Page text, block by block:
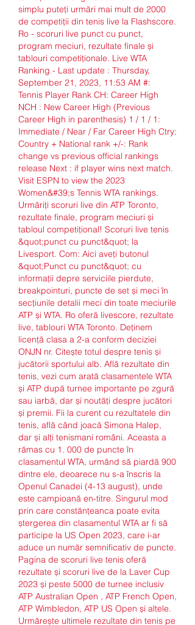
simplu puteți urmări mai mult de 2000
de competiții din tenis live la Flashscore.
Ro - scoruri live punct cu punct,
program meciuri, rezultate finale și
tablouri competiționale. Live WTA
Ranking - Last update : Thursday,
September 21, 2023, 11:53 AM #:
Tennis Player Rank CH: Career High
NCH : New Career High (Previous
Career High in parenthesis) 1 / 1 / 1:
Immediate / Near / Far Career High Ctry:
Country + National rank +/-: Rank
change vs previous official rankings
release Next : if player wins next match.
Visit ESPN to view the 2023
Women&#39;s Tennis WTA rankings.
Urmăriți scoruri live din ATP Toronto,
rezultate finale, program meciuri și
tabloul competițional! Scoruri live tenis
&quot;punct cu punct&quot; la
Livesport. Com: Aici aveți butonul
&quot;Punct cu punct&quot; cu
informații depre serviciile pierdute,
breakpointuri, puncte de set și meci în
secțiunile detalii meci din toate meciurile
ATP și WTA. Ro oferă livescore, rezultate
live, tablouri WTA Toronto. Deținem
licență clasa a 2-a conform deciziei
ONJN nr. Citește totul despre tenis și
jucătorii sportului alb. Află rezultate din
tenis, vezi cum arată clasamentele WTA
și ATP după turnee importante pe zgură
sau iarbă, dar și noutăți despre jucători
și premii. Fii la curent cu rezultatele din
tenis, află când joacă Simona Halep,
dar și alți tenismani români. Aceasta a
rămas cu 1. 000 de puncte în
clasamentul WTA, urmând să piardă 900
dintre ele, deoarece nu s-a înscris la
Openul Canadei (4-13 august), unde
este campioană en-titre. Singurul mod
prin care constănțeanca poate evita
ștergerea din clasamentul WTA ar fi să
participe la US Open 2023, care i-ar
aduce un număr semnificativ de puncte.
Pagina de scoruri live tenis oferă
rezultate și scoruri live de la Laver Cup
2023 și peste 5000 de turnee inclusiv
ATP Australian Open , ATP French Open,
ATP Wimbledon, ATP US Open și altele.
Urmărește ultimele rezultate din tenis pe